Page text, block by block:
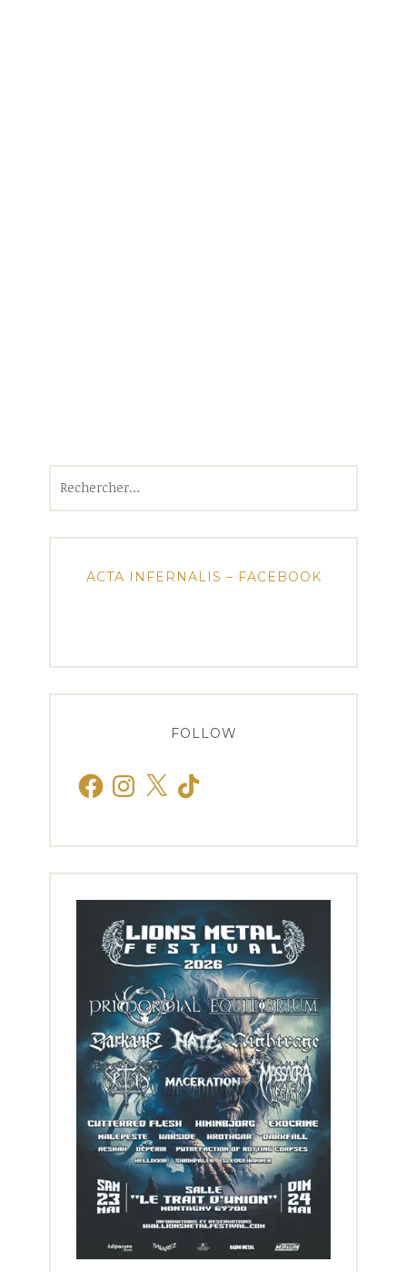
ACTA INFERNALIS – FACEBOOK
FOLLOW
FacebookInstagram
X TikTok